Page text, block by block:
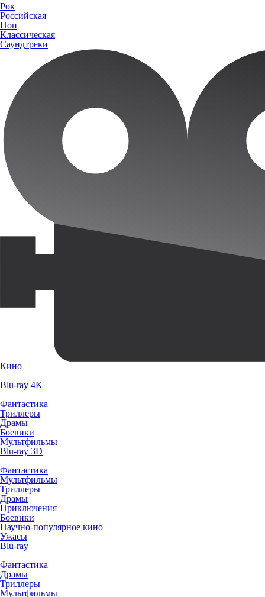
Рок
Российская
Поп
Классическая
Саундтреки
Кино
Blu-ray 4K
Фантастика
Триллеры
Драмы
Боевики
Мультфильмы
Blu-ray 3D
Фантастика
Мультфильмы
Триллеры
Драмы
Приключения
Боевики
Научно-популярное кино
Ужасы
Blu-ray
Фантастика
Драмы
Триллеры
Мультфильмы